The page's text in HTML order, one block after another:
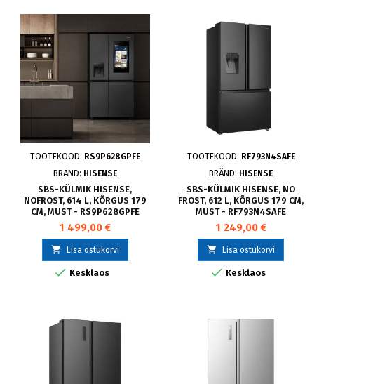
TOOTEKOOD: RS9P628GPFE
BRÄND: HISENSE
SBS-KÜLMIK HISENSE,
NOFROST, 614 L, KÕRGUS 179
CM, MUST - RS9P628GPFE
1 499,00 €
 Lisa ostukorvi
 Kesklaos
TOOTEKOOD: RF793N4SAFE
BRÄND: HISENSE
SBS-KÜLMIK HISENSE, NO
FROST, 612 L, KÕRGUS 179 CM,
MUST - RF793N4SAFE
1 249,00 €
 Lisa ostukorvi
 Kesklaos